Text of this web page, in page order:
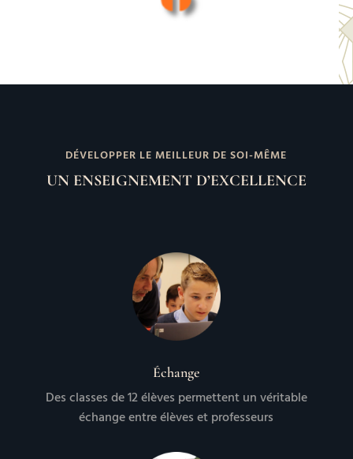
DÉVELOPPER LE MEILLEUR DE SOI-MÊME
UN ENSEIGNEMENT D’EXCELLENCE
Échange
Des classes de 12 élèves permettent un véritable
échange entre élèves et professeurs